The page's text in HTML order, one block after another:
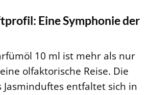
Eine Symphonie der
10 ml ist mehr als nur
olfaktorische Reise. Die
entfaltet sich in